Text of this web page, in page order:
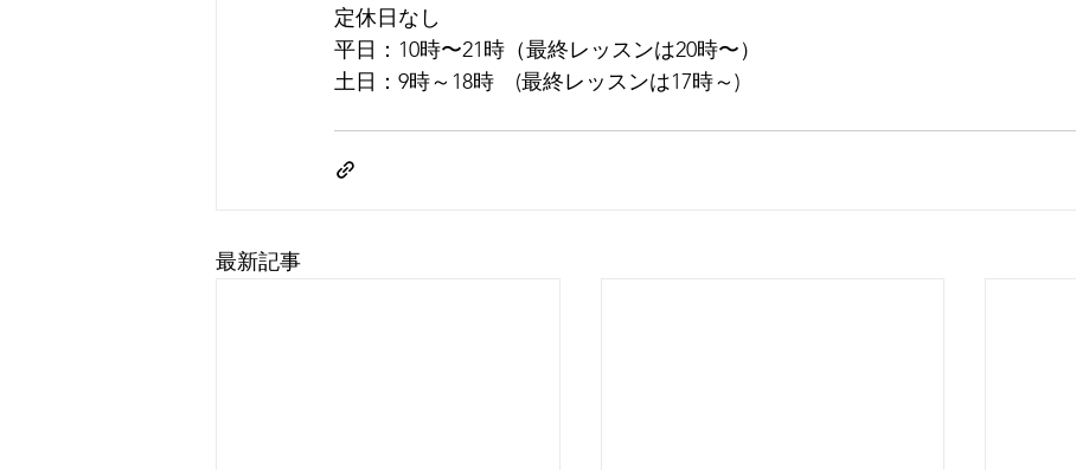
定休日なし
平日：10時〜21時（最終レッスンは20時〜）
土日：9時～18時　(最終レッスンは17時～)
最新記事